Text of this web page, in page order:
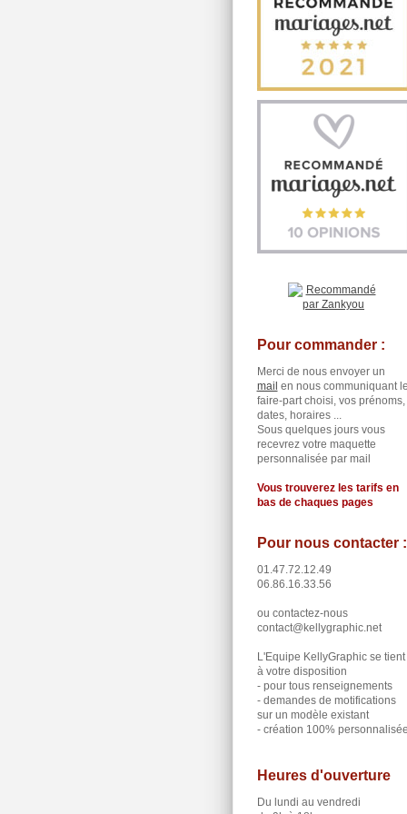
Pour commander :
Merci de nous envoyer un
mail en nous communiquant
faire-part choisi, vos prénoms,
dates, horaires ...
Sous quelques jours vous
recevrez votre maquette
personnalisée par mail
Vous trouverez les tarifs en
bas de chaques pages
Pour nous contacter :
01.47.72.12.49
06.86.16.33.56
ou contactez-nous
contact@kellygraphic.net
L'Equipe KellyGraphic se tient
à votre disposition
- pour tous renseignements
- demandes de motifications
sur un modèle existant
- création 100%
Heures d'ouverture
Du lundi au vendredi